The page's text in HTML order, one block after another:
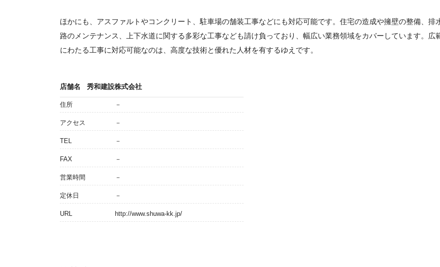
ほかにも、アスファルトやコンクリート、駐車場の舗装工事などにも対応可能です。住宅の造成や擁壁の整備、排
路のメンテナンス、上下水道に関する多彩な工事なども請け負っており、幅広い業務領域をカバーしています。広
にわたる工事に対応可能なのは、高度な技術と優れた人材を有するゆえです。
店舗名 秀和建設株式会社
住所 －
アクセス －
TEL －
FAX －
営業時間 －
定休日 －
URL http://www.shuwa-kk.jp/